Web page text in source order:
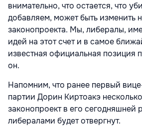
внимательно, что остается, что
добавляем, может быть изменить
законопроекта. Мы, либералы,
идей на этот счет и в самое
известная официальная позиция
он.
Напомним, что ранее первый
партии Дорин Киртоакэ
законопроект в его сегодняшней
либералами будет отвергнут.